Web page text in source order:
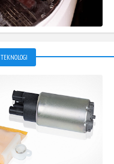
TEKNOLOGI